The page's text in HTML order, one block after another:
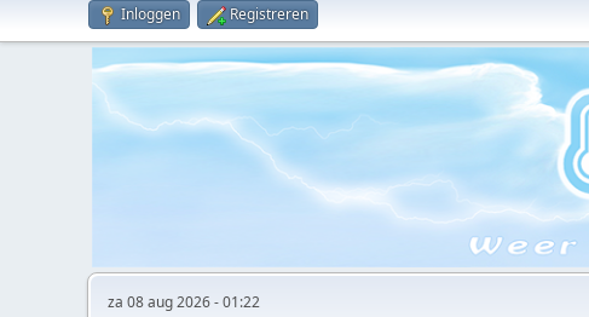
Inloggen Registreren
za 08 aug 2026 - 01:22